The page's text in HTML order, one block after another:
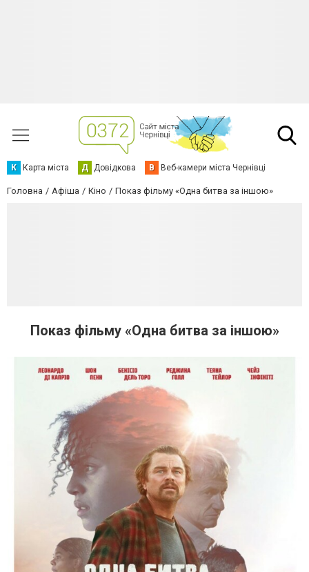
К Карта міста Д Довідкова В Веб-камери міста Чернівці
Головна Афіша Кіно Показ фільму «Одна битва за іншою»
Показ фільму «Одна битва за іншою»